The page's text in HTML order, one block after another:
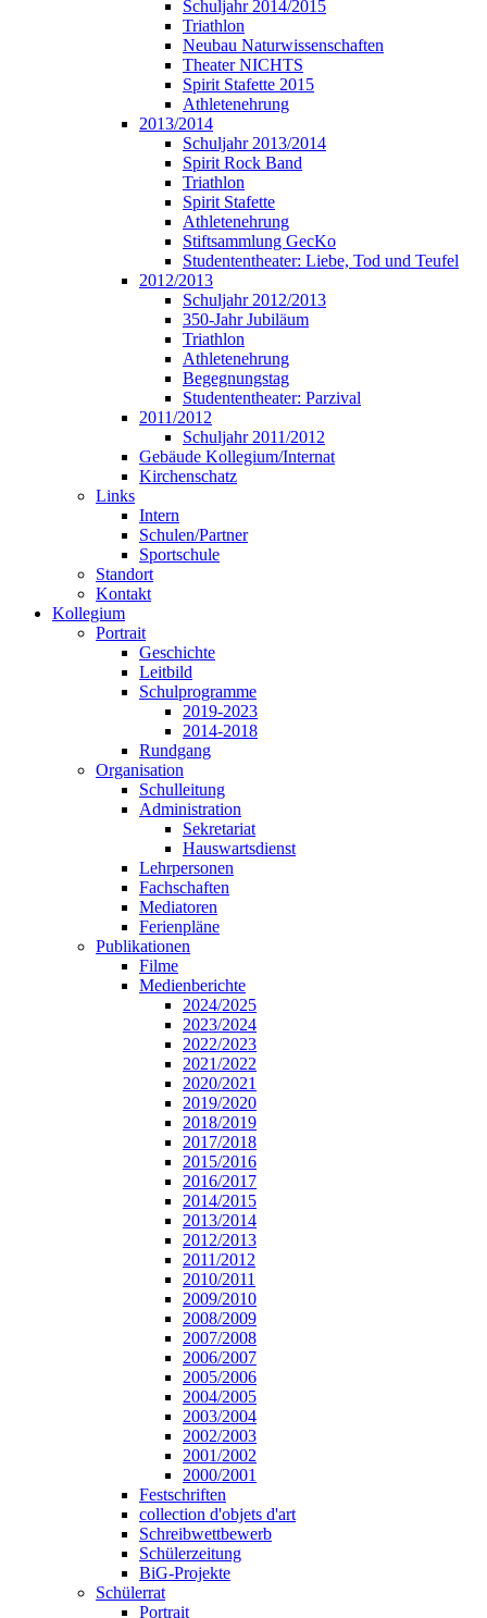
Schuljahr 2014/2015
Triathlon
Neubau Naturwissenschaften
Theater NICHTS
Spirit Stafette 2015
Athletenehrung
2013/2014
Schuljahr 2013/2014
Spirit Rock Band
Triathlon
Spirit Stafette
Athletenehrung
Stiftsammlung GecKo
Studententheater: Liebe, Tod und Teufel
2012/2013
Schuljahr 2012/2013
350-Jahr Jubiläum
Triathlon
Athletenehrung
Begegnungstag
Studententheater: Parzival
2011/2012
Schuljahr 2011/2012
Gebäude Kollegium/Internat
Kirchenschatz
Links
Intern
Schulen/Partner
Sportschule
Standort
Kontakt
Kollegium
Portrait
Geschichte
Leitbild
Schulprogramme
2019-2023
2014-2018
Rundgang
Organisation
Schulleitung
Administration
Sekretariat
Hauswartsdienst
Lehrpersonen
Fachschaften
Mediatoren
Ferienpläne
Publikationen
Filme
Medienberichte
2024/2025
2023/2024
2022/2023
2021/2022
2020/2021
2019/2020
2018/2019
2017/2018
2015/2016
2016/2017
2014/2015
2013/2014
2012/2013
2011/2012
2010/2011
2009/2010
2008/2009
2007/2008
2006/2007
2005/2006
2004/2005
2003/2004
2002/2003
2001/2002
2000/2001
Festschriften
collection d'objets d'art
Schreibwettbewerb
Schülerzeitung
BiG-Projekte
Schülerrat
Portrait